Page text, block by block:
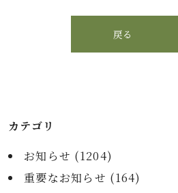
戻る
カテゴリ
お知らせ (1204)
重要なお知らせ (164)